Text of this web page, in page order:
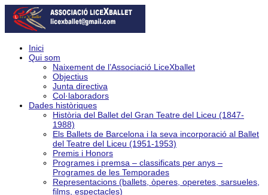
Inici
Qui som
Naixement de l’Associació LiceXballet
Objectius
Junta directiva
Col·laboradors
Dades històriques
Història del Ballet del Gran Teatre del Liceu (1847-
1988)
Els Ballets de Barcelona i la seva incorporació al Ballet
del Teatre del Liceu (1951-1953)
Premis i Honors
Programes i premsa – classificats per anys –
Programes de les Temporades
Representacions (ballets, òperes, operetes, sarsueles,
films, espectacles)